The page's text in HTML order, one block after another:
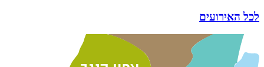
לכל האירועים